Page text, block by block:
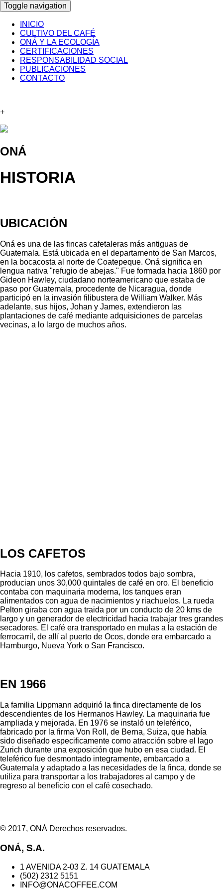
Toggle navigation
INICIO
CULTIVO DEL CAFÉ
ONÁ Y LA ECOLOGÍA
CERTIFICACIONES
RESPONSABILIDAD SOCIAL
PUBLICACIONES
CONTACTO
+
ONÁ
HISTORIA
UBICACIÓN
Oná es una de las fincas cafetaleras más antiguas de
Guatemala. Está ubicada en el departamento de San Marcos,
en la bocacosta al norte de Coatepeque. Oná significa en
lengua nativa "refugio de abejas." Fue formada hacia 1860 por
Gideon Hawley, ciudadano norteamericano que estaba de
paso por Guatemala, procedente de Nicaragua, donde
participó en la invasión filibustera de William Walker. Más
adelante, sus hijos, Johan y James, extendieron las
plantaciones de café mediante adquisiciones de parcelas
vecinas, a lo largo de muchos años.
LOS CAFETOS
Hacia 1910, los cafetos, sembrados todos bajo sombra,
producian unos 30,000 quintales de café en oro. El beneficio
contaba con maquinaria moderna, los tanques eran
alimentados con agua de nacimientos y riachuelos. La rueda
Pelton giraba con agua traida por un conducto de 20 kms de
largo y un generador de electricidad hacia trabajar tres grandes
secadores. El café era transportado en mulas a la estación de
ferrocarril, de allí al puerto de Ocos, donde era embarcado a
Hamburgo, Nueva York o San Francisco.
EN 1966
La familia Lippmann adquirió la finca directamente de los
descendientes de los Hermanos Hawley. La maquinaria fue
ampliada y mejorada. En 1976 se instaló un teleférico,
fabricado por la firma Von Roll, de Berna, Suiza, que había
sido diseñado especificamente como atracción sobre el lago
Zurich durante una exposición que hubo en esa ciudad. El
teleférico fue desmontado integramente, embarcado a
Guatemala y adaptado a las necesidades de la finca, donde se
utiliza para transportar a los trabajadores al campo y de
regreso al beneficio con el café cosechado.
© 2017, ONÁ Derechos reservados.
ONÁ, S.A.
1 AVENIDA 2-03 Z. 14 GUATEMALA
(502) 2312 5151
INFO@ONACOFFEE.COM